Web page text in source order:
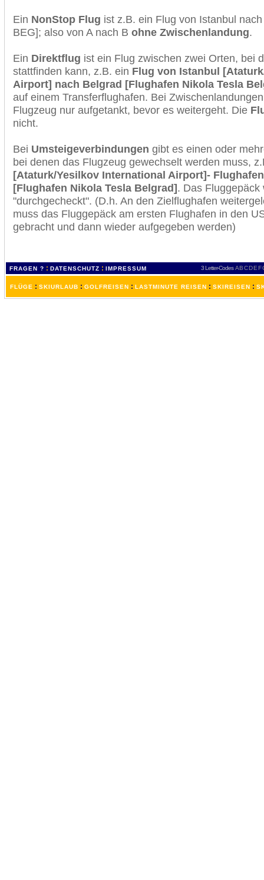
Ein NonStop Flug ist z.B. ein Flug von Istanbul
BEG]; also von A nach B ohne Zwischenlandung.
Ein Direktflug ist ein Flug zwischen zwei Orten, bei
stattfinden kann, z.B. ein Flug von Istanbul
Airport] nach Belgrad [Flughafen Nikola Tesla
auf einem Transferflughafen. Bei
Flugzeug nur aufgetankt, bevor es weitergeht. Die
nicht.
Bei Umsteigeverbindungen gibt es einen oder
bei denen das Flugzeug gewechselt werden muss,
[Ataturk/Yesilkov International Airport]-
[Flughafen Nikola Tesla Belgrad]. Das
"durchgecheckt". (D.h. An den Zielflughafen
muss das Fluggepäck am ersten Flughafen in den
gebracht und dann wieder aufgegeben werden)
FRAGEN ? : DATENSCHUTZ : IMPRESSUM 3 Letter-Codes ABCDEF
FLÜGE : SKIURLAUB : GOLFREISEN : LASTMINUTE REISEN : SKIREISEN :